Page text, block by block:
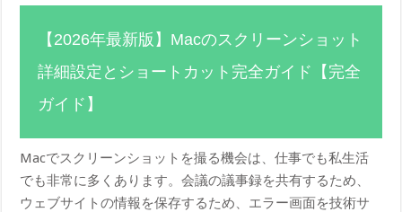
【2026年最新版】Macのスクリーンショット
詳細設定とショートカット完全ガイド【完全
ガイド】
Macでスクリーンショットを撮る機会は、仕事でも私生活
でも非常に多くあります。会議の議事録を共有するため、
ウェブサイトの情報を保存するため、エラー画面を技術サ